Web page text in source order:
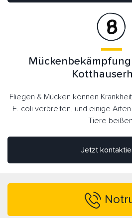
Jetzt
Fliegen & Mücken können
E. coli verbreiten, und einige
Tiere beißen.